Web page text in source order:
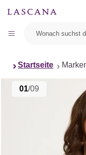
Startseite
01/09